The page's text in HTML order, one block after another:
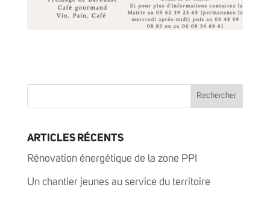
ARTICLES RÉCENTS
Rénovation énergétique de la zone PPI
Un chantier jeunes au service du territoire